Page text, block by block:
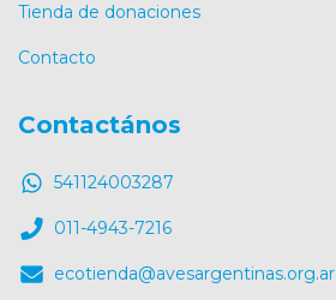
Tienda de donaciones
Contacto
Contactános
541124003287
011-4943-7216
ecotienda@avesargentinas.org.ar